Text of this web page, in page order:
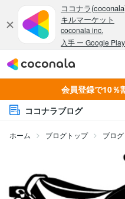
会員登録で10％
ココナラブログ
ホーム ブログトップ ブログ